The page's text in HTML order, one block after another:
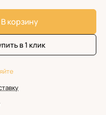
В корзину
в 1 клик